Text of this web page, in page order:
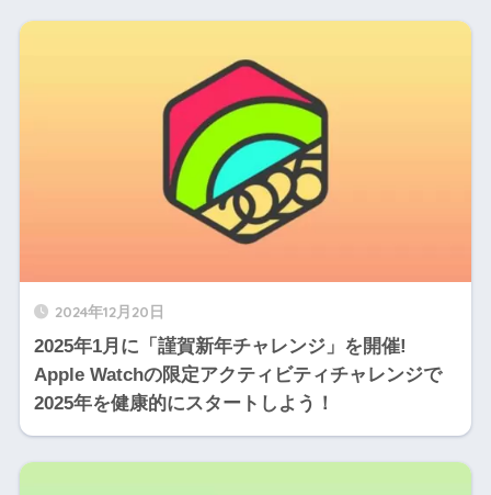
2024年12月20日
2025年1月に「謹賀新年チャレンジ」を開催!
Apple Watchの限定アクティビティチャレンジで
2025年を健康的にスタートしよう！